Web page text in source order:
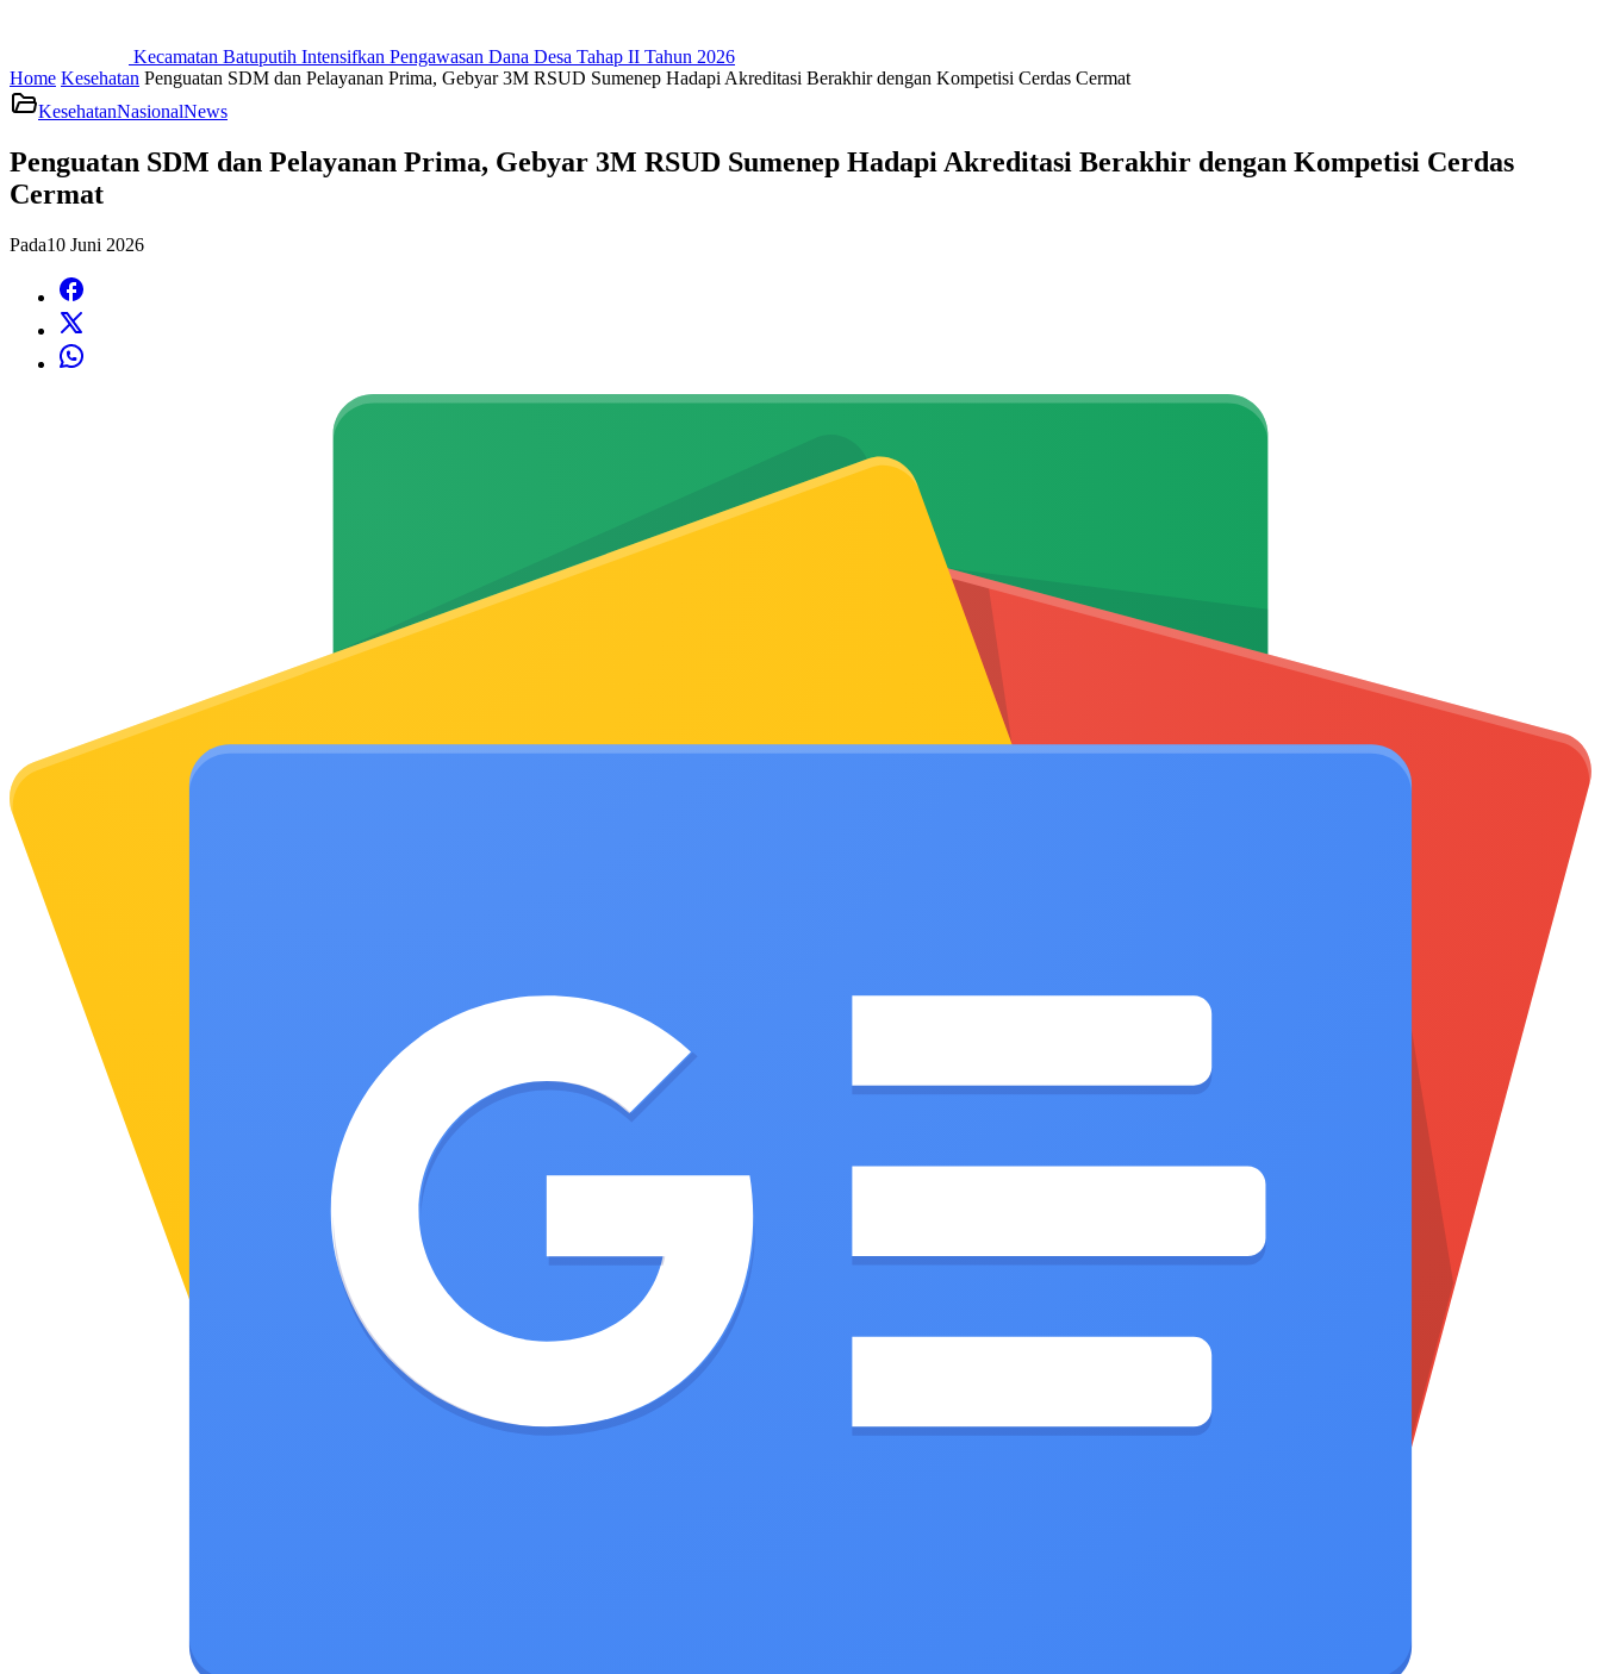
Kecamatan Batuputih Intensifkan Pengawasan Dana Desa Tahap II Tahun 2026
Home Kesehatan Penguatan SDM dan Pelayanan Prima, Gebyar 3M RSUD Sumenep Hadapi Akreditasi Berakhir dengan Kompetisi Cerdas Cermat
KesehatanNasionalNews
Penguatan SDM dan Pelayanan Prima, Gebyar 3M RSUD Sumenep Hadapi Akreditasi Berakhir dengan Kompetisi Cerdas
Cermat
Pada10 Juni 2026